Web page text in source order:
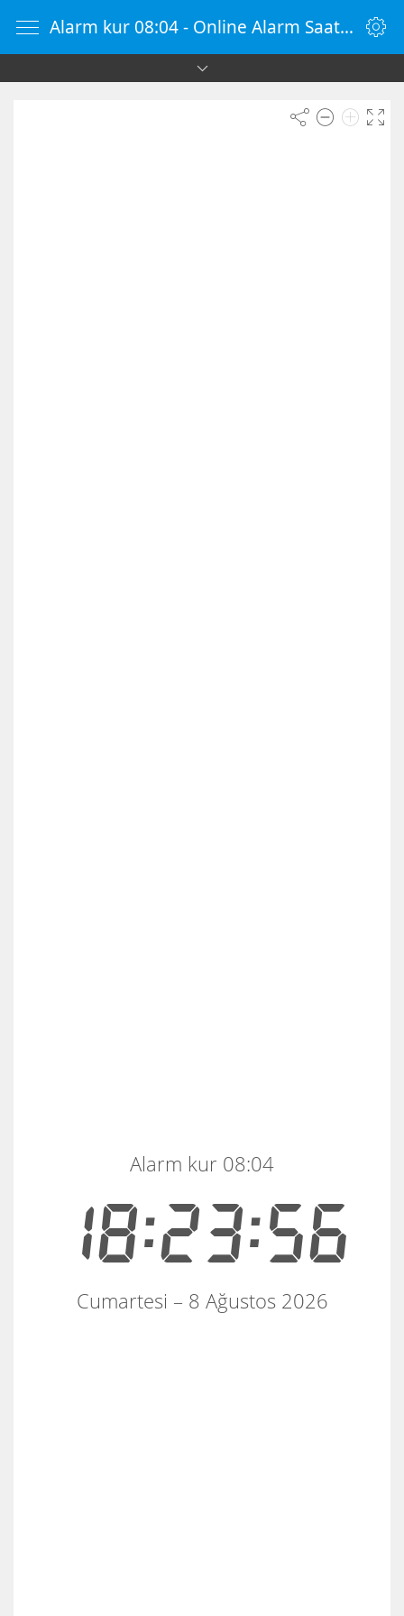
Alarm kur 08:04 - Online Alarm Saati - Alarm Kur
18:23:57
Alarm kur 08:04
Cumartesi – 8 Ağustos 2026